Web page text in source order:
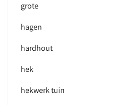
grote
hagen
hardhout
hek
hekwerk tuin